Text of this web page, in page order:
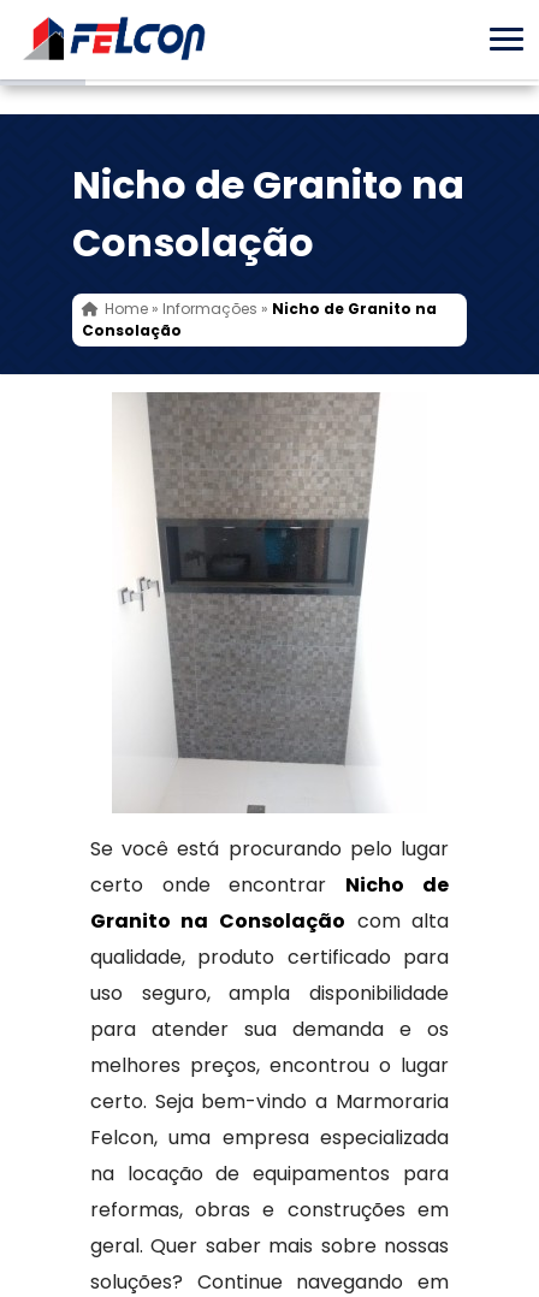
Nicho de Granito na
Consolação
Home» Informações » Nicho de Granito na
Consolação
Se você está procurando pelo lugar
certo onde encontrar Nicho de
Granito na Consolação com alta
qualidade, produto certificado para
uso seguro, ampla disponibilidade
para atender sua demanda e os
melhores preços, encontrou o lugar
certo. Seja bem-vindo a Marmoraria
Felcon, uma empresa especializada
na locação de equipamentos para
reformas, obras e construções em
geral. Quer saber mais sobre nossas
soluções? Continue navegando em